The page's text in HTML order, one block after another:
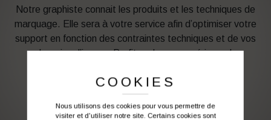
Notre graphiste connait les produits et les techniques de
marquage. Elle sera à votre service afin d’optimiser votre
support en fonction des contraintes techniques et de vos
besoins d’image. Profitez de son expérience !
Vous souhaitez avoir plus d’informations ?
COOKIES
Nous utilisons des cookies pour vous permettre de
visiter et d'utiliser notre site. Certains cookies sont